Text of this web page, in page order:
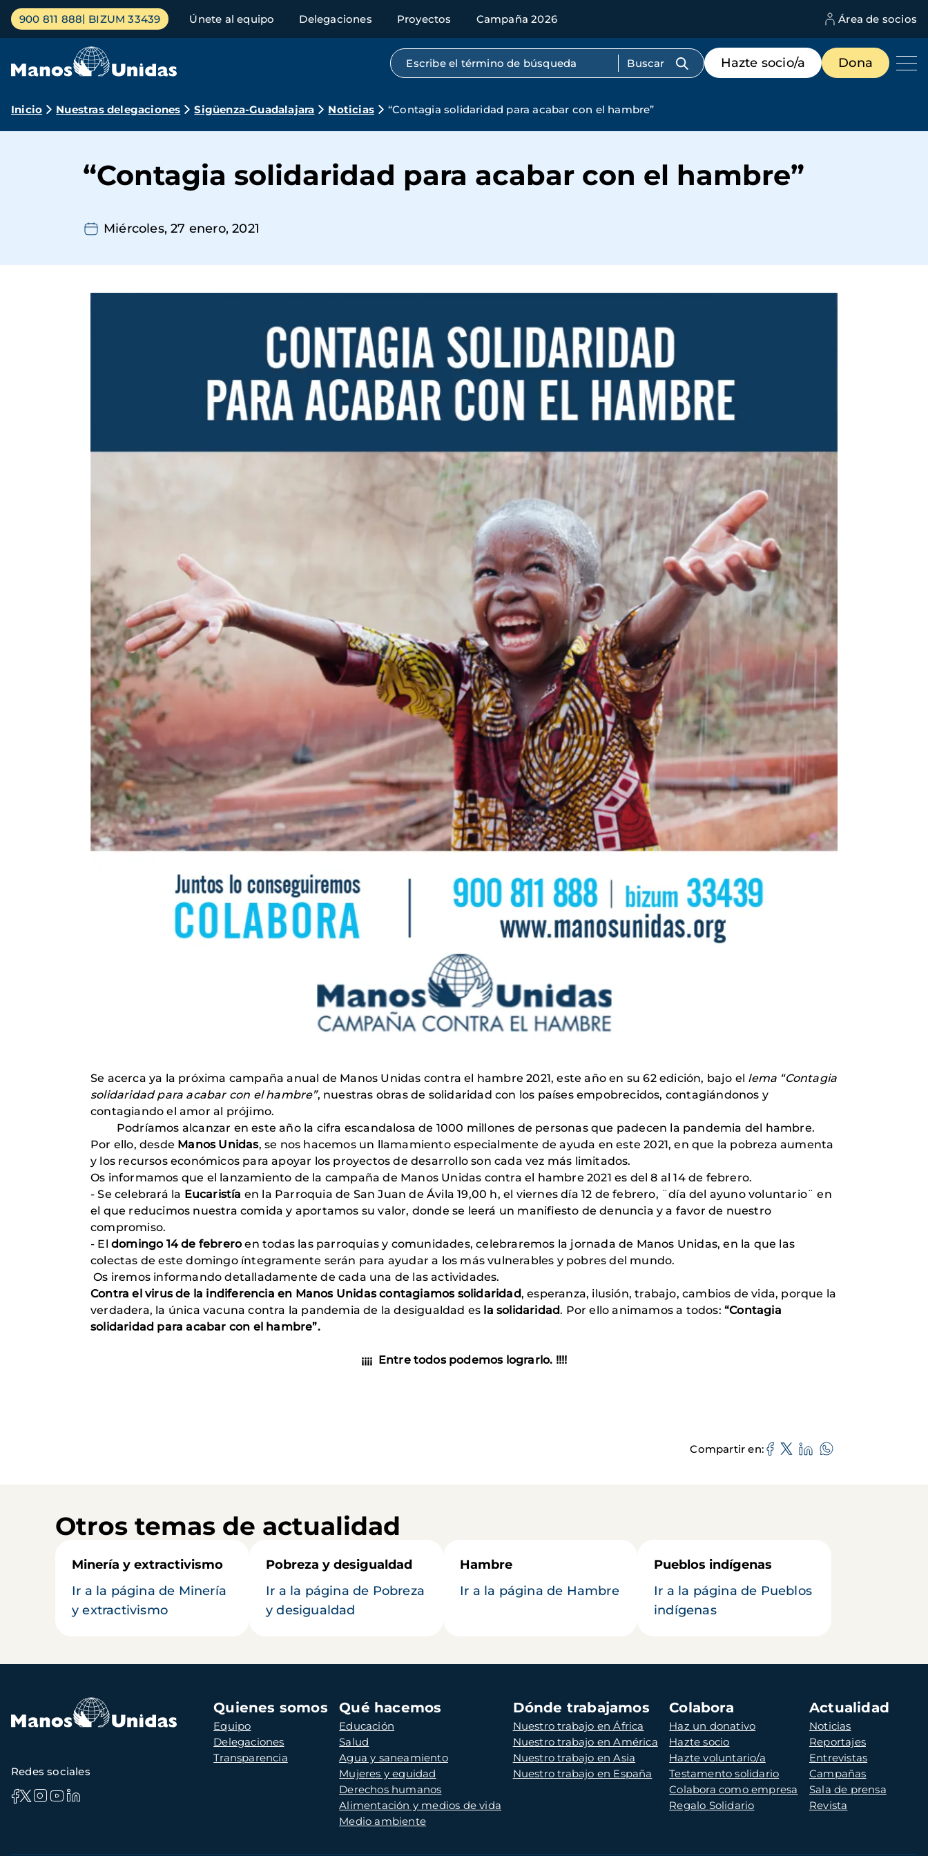
Pasar
contenido
Menú
principal
900 811 888 BIZUM 33439 Únete al equipo Delegaciones Proyectos Campaña 2026 Área de socios
Búsqueda por texto completo
Menú
de
destacados
Hazte socio/a Dona
Ruta
navegación
Inicio Nuestras delegaciones Sigüenza-Guadalajara Noticias “Contagia solidaridad para acabar con el hambre”
“Contagia solidaridad para acabar con el hambre”
Miércoles, 27 enero, 2021
Se acerca ya la próxima campaña anual de Manos Unidas contra el hambre 2021, este año en su 62 edición, bajo el lema “Contagia
solidaridad para acabar con el hambre”, nuestras obras de solidaridad con los países empobrecidos, contagiándonos y
contagiando el amor al prójimo.
Podríamos alcanzar en este año la cifra escandalosa de 1000 millones de personas que padecen la pandemia del hambre.
Por ello, desde Manos Unidas, se nos hacemos un llamamiento especialmente de ayuda en este 2021, en que la pobreza aumenta
y los recursos económicos para apoyar los proyectos de desarrollo son cada vez más limitados.
Os informamos que el lanzamiento de la campaña de Manos Unidas contra el hambre 2021 es del 8 al 14 de febrero.
- Se celebrará la Eucaristía en la Parroquia de San Juan de Ávila 19,00 h, el viernes día 12 de febrero, ¨día del ayuno voluntario¨ en
el que reducimos nuestra comida y aportamos su valor, donde se leerá un manifiesto de denuncia y a favor de nuestro
compromiso.
- El domingo 14 de febreroen todas las parroquias y comunidades, celebraremos la jornada de Manos Unidas, en la que las
colectas de este domingo íntegramente serán para ayudar a los más vulnerables y pobres del mundo.
Os iremos informando detalladamente de cada una de las actividades.
Contra el virus de la indiferencia en Manos Unidas contagiamos solidaridad, esperanza, ilusión, trabajo, cambios de vida, porque la
verdadera, la única vacuna contra la pandemia de la desigualdad es la solidaridad. Por ello animamos a todos: “Contagia
solidaridad para acabar con el hambre”.
¡¡¡¡ Entre todos podemos lograrlo. !!!!
Compartir en
Otros temas de actualidad
Minería y extractivismo
Ir a la página de Minería
y extractivismo
Pobreza y desigualdad
Ir a la página de Pobreza
y desigualdad
Hambre
Ir a la página de Hambre
Pueblos indígenas
Ir a la página de Pueblos
indígenas
Navegación
principal
Quienes somos
Equipo
Delegaciones
Transparencia
Qué hacemos
Educación
Salud
Agua y saneamiento
Mujeres y equidad
Derechos humanos
Alimentación y medios de vida
Medio ambiente
Dónde trabajamos
Nuestro trabajo en África
Nuestro trabajo en América
Nuestro trabajo en Asia
Nuestro trabajo en España
Colabora
Haz un donativo
Hazte socio
Hazte voluntario/a
Testamento solidario
Colabora como empresa
Regalo Solidario
Actualidad
Noticias
Reportajes
Entrevistas
Campañas
Sala de prensa
Revista
Redes sociales